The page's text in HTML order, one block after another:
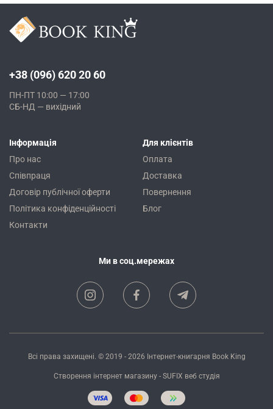
+38 (096) 620 20 60
ПН-ПТ 10:00 — 17:00
СБ-НД — вихідний
Інформація
Про нас
Співпраця
Договір публічної оферти
Політика конфіденційності
Контакти
Для клієнтів
Оплата
Доставка
Повернення
Блог
Ми в соц.мережах
Всі права захищені. © 2019 - 2026 Інтернет-книгарня Book King
Створення інтернет магазину- SUFIX веб студія